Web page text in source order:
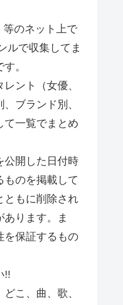
等のネット上で
ルで収集してま
。
ント（女優、
ブランド別、
て一覧でまとめ
公開した日付時
ものを掲載して
ともに削除され
あります。ま
を保証するもの
!!
こ、曲、歌、